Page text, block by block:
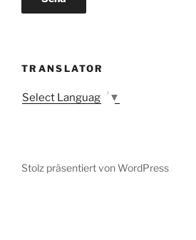
TRANSLATOR
Select Language ▼
Stolz präsentiert von WordPress